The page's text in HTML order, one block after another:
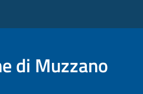
di Muzzano